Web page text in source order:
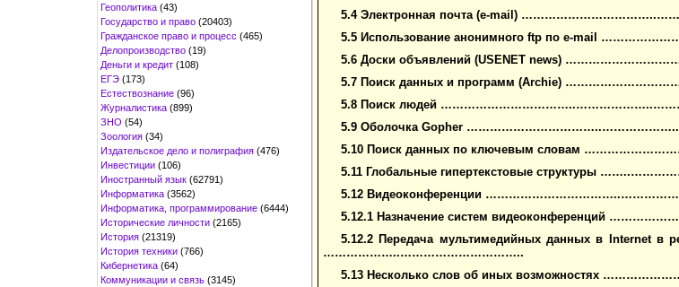
Геополитика (43)
Государство и право (20403)
Гражданское право и процесс (465)
Делопроизводство (19)
Деньги и кредит (108)
ЕГЭ (173)
Естествознание (96)
Журналистика (899)
ЗНО (54)
Зоология (34)
Издательское дело и полиграфия (476)
Инвестиции (106)
Иностранный язык (62791)
Информатика (3562)
Информатика, программирование (6444)
Исторические личности (2165)
История (21319)
История техники (766)
Кибернетика (64)
Коммуникации и связь (3145)
5.4 Электронная почта (e-mail)
5.5 Использование анонимного ftp по e-mail
5.6 Доски объявлений (USENET news)
5.7 Поиск данных и программ (Archie)
5.8 Поиск людей
5.9 Оболочка Gopher
5.10 Поиск данных по ключевым словам
5.11 Глобальные гипертекстовые структуры
5.12 Видеоконференции
5.12.1 Назначение систем видеоконференций
5.12.2 Передача мультимедийных данных в Internetв
………………..…………………………..
5.13 Несколько слов об иных возможностях